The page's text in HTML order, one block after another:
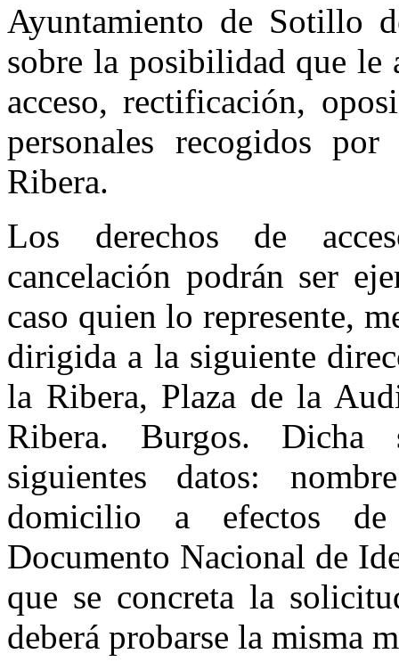
Ayuntamiento de Sotillo
sobre la posibilidad que le
acceso, rectificación,
personales recogidos
Ribera.
Los derechos de
cancelación podrán ser
caso quien lo represente,
dirigida a la siguiente
la Ribera, Plaza de la
Ribera. Burgos. Dicha
siguientes datos:
domicilio a efectos de
Documento Nacional de
que se concreta la
deberá probarse la misma